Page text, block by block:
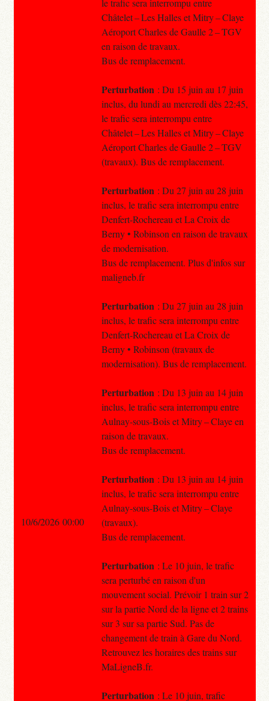
le trafic sera interrompu entre
Châtelet – Les Halles et Mitry – Claye
Aéroport Charles de Gaulle 2 – TGV
en raison de travaux.
Bus de remplacement.
Perturbation : Du 15 juin au 17 juin
inclus, du lundi au mercredi dès 22:45,
le trafic sera interrompu entre
Châtelet – Les Halles et Mitry – Claye
Aéroport Charles de Gaulle 2 – TGV
(travaux). Bus de remplacement.
Perturbation : Du 27 juin au 28 juin
inclus, le trafic sera interrompu entre
Denfert-Rochereau et La Croix de
Berny • Robinson en raison de travaux
de modernisation.
Bus de remplacement. Plus d'infos sur
maligneb.fr
Perturbation : Du 27 juin au 28 juin
inclus, le trafic sera interrompu entre
Denfert-Rochereau et La Croix de
Berny • Robinson (travaux de
modernisation). Bus de remplacement.
Perturbation : Du 13 juin au 14 juin
inclus, le trafic sera interrompu entre
Aulnay-sous-Bois et Mitry – Claye en
raison de travaux.
Bus de remplacement.
Perturbation : Du 13 juin au 14 juin
inclus, le trafic sera interrompu entre
Aulnay-sous-Bois et Mitry – Claye
(travaux).
Bus de remplacement.
Perturbation : Le 10 juin, le trafic
sera perturbé en raison d'un
mouvement social. Prévoir 1 train sur 2
sur la partie Nord de la ligne et 2 trains
sur 3 sur sa partie Sud. Pas de
changement de train à Gare du Nord.
Retrouvez les horaires des trains sur
MaLigneB.fr.
Perturbation : Le 10 juin, trafic
10/6/2026 00:00